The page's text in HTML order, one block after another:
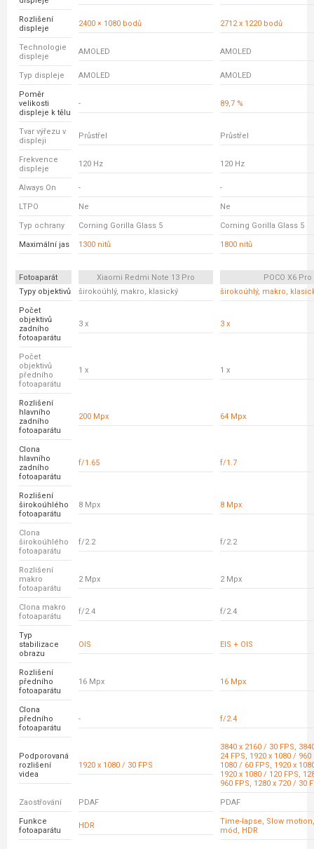
Rozlišení
displeje
2400 × 1080 bodů 2712 x 1220 bodů
Technologie
displeje
AMOLED AMOLED
Typ displeje AMOLED AMOLED
Poměr
velikosti
displeje k tělu
- 89,7 %
Tvar výřezu v
displeji
Průstřel Průstřel
Frekvence
displeje
120 Hz 120 Hz
Always On - -
LTPO Ne Ne
Typ ochrany Corning Gorilla Glass 5 Corning Gorilla Glass 5
Maximální jas 1300 nitů 1800 nitů
Fotoaparát Xiaomi Redmi Note 13 Pro
POCO X6 Pro
Typy objektivů
širokoúhlý, makro, klasický širokoúhlý, makro,
Počet
objektivů
zadního
fotoaparátu
3 x 3 x
Počet
objektivů
předního
fotoaparátu
1 x 1 x
Rozlišení
hlavního
zadního
fotoaparátu
200 Mpx 64 Mpx
Clona
hlavního
zadního
fotoaparátu
f/1.65 f/1.7
Rozlišení
širokoúhlého
fotoaparátu
8 Mpx 8 Mpx
Clona
širokoúhlého
fotoaparátu
f/2.2 f/2.2
Rozlišení
makro
fotoaparátu
2 Mpx 2 Mpx
Clona makro
fotoaparátu
f/2.4 f/2.4
Typ
stabilizace
obrazu
OIS EIS + OIS
Rozlišení
předního
fotoaparátu
16 Mpx 16 Mpx
Clona
předního
fotoaparátu
- f/2.4
Podporovaná
rozlišení
videa
1920 x 1080 / 30 FPS
3840 x 2160 / 30 FPS,
24 FPS, 1920 x 1080 / 960
1080 / 60 FPS, 1920 x
1920 x 1080 / 120 FPS,
960 FPS, 1280 x 720 / 30
Zaostřování PDAF PDAF
Funkce
fotoaparátu
HDR
Time-lapse, Slow
mód, HDR